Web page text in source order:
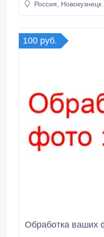
мелкие ДТП и т.д. Во
Россия, Новокузнецк
100 руб.
Обработка ваших